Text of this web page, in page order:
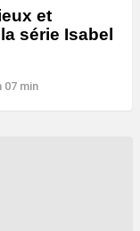
et
série Isabel
07 min